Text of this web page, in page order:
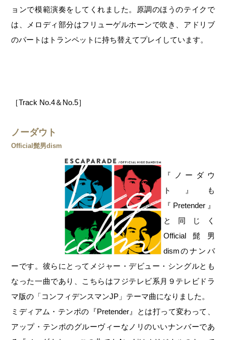
ョンで模範演奏をしてくれました。原調のほうのテイクで
は、メロディ部分はフリューゲルホーンで吹き、アドリブ
のパートはトランペットに持ち替えてプレイしています。
［Track No.4＆No.5］
ノーダウト
Official髭男dism
『ノーダウ
ト』も
『Pretender』
と同じく
Official髭男
dismのナンバ
ーです。彼らにとってメジャー・デビュー・シングルとも
なった一曲であり、こちらはフジテレビ系月９テレビドラ
マ版の「コンフィデンスマンJP」テーマ曲になりました。
ミディアム・テンポの『Pretender』とは打って変わって、
アップ・テンポのグルーヴィーなノリのいいナンバーであ